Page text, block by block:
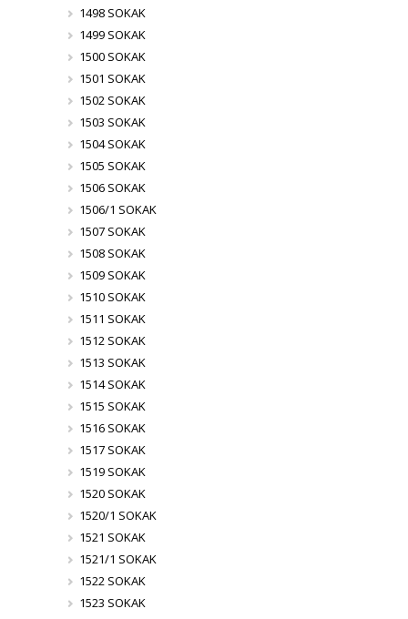
1498 SOKAK
1499 SOKAK
1500 SOKAK
1501 SOKAK
1502 SOKAK
1503 SOKAK
1504 SOKAK
1505 SOKAK
1506 SOKAK
1506/1 SOKAK
1507 SOKAK
1508 SOKAK
1509 SOKAK
1510 SOKAK
1511 SOKAK
1512 SOKAK
1513 SOKAK
1514 SOKAK
1515 SOKAK
1516 SOKAK
1517 SOKAK
1519 SOKAK
1520 SOKAK
1520/1 SOKAK
1521 SOKAK
1521/1 SOKAK
1522 SOKAK
1523 SOKAK